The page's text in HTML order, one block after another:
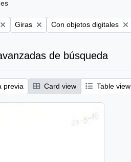
Remove filter:
Giras Remove filter:
Con objetos digitales
de búsqueda
previa Card view Table view